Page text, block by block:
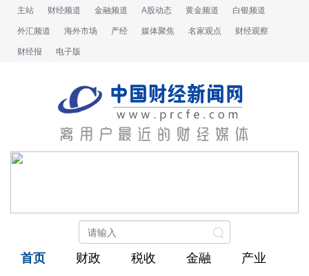
主站 财经频道 金融频道 A股动态 黄金频道 白银频道
外汇频道 海外市场 产经 媒体聚焦 名家观点 财经观察
财经报 电子版
首页 财政 税收 金融 产业